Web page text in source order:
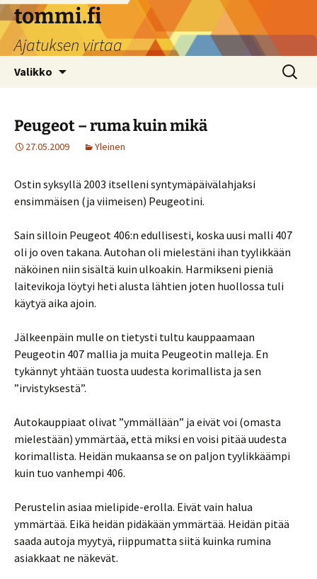
Siirry
sisältöön
tommi.fi
Ajatuksen virtaa
Valikko Haku:
Peugeot – ruma kuin mikä
27.05.2009 Yleinen
Ostin syksyllä 2003 itselleni syntymäpäivälahjaksi
ensimmäisen (ja viimeisen) Peugeotini.
Sain silloin Peugeot 406:n edullisesti, koska uusi malli 407
oli jo oven takana. Autohan oli mielestäni ihan tyylikkään
näköinen niin sisältä kuin ulkoakin. Harmikseni pieniä
laitevikoja löytyi heti alusta lähtien joten huollossa tuli
käytyä aika ajoin.
Jälkeenpäin mulle on tietysti tultu kauppaamaan
Peugeotin 407 mallia ja muita Peugeotin malleja. En
tykännyt yhtään tuosta uudesta korimallista ja sen
”irvistyksestä”.
Autokauppiaat olivat ”ymmällään” ja eivät voi (omasta
mielestään) ymmärtää, että miksi en voisi pitää uudesta
korimallista. Heidän mukaansa se on paljon tyylikkäämpi
kuin tuo vanhempi 406.
Perustelin asiaa mielipide-erolla. Eivät vain halua
ymmärtää. Eikä heidän pidäkään ymmärtää. Heidän pitää
saada autoja myytyä, riippumatta siitä kuinka rumina
asiakkaat ne näkevät.